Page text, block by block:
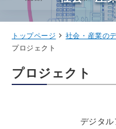
トップページ 社会・産業の
プロジェクト
プロジェクト
デジタ